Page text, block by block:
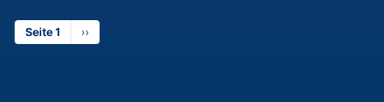
Seite 1
Nächste
Seite
››